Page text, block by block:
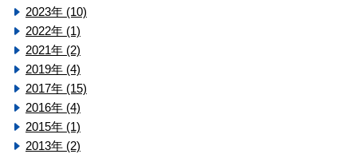
2023年 (10)
2022年 (1)
2021年 (2)
2019年 (4)
2017年 (15)
2016年 (4)
2015年 (1)
2013年 (2)